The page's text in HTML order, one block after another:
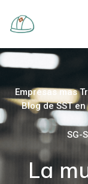
Empresas mas
Blog de SST
SG-
La